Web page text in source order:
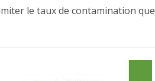
le taux de contamination que